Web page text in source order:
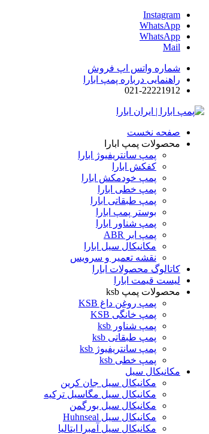
Instagram
WhatsApp
WhatsApp
Mail
شماره واتس اپ فروش
راهنمایی درباره پمپ ابارا
021-22221912
صفحه نخست
محصولات پمپ ابارا
پمپ سانتریفیوژ ابارا
کفکش ابارا
پمپ خودمکش ابارا
پمپ خطی ابارا
پمپ طبقاتی ابارا
بوستر پمپ ابارا
پمپ شناور ابارا
پمپ ابر ABR
مکانیکال سیل ابارا
نقشه تعمیر و سرویس
کاتالوگ محصولات ابارا
لیست قیمت ابارا
محصولات پمپ ksb
پمپ روغن داغ KSB
پمپ خانگی KSB
پمپ شناور ksb
پمپ طبقاتی ksb
پمپ سانتریفیوژ ksb
پمپ خطی ksb
مکانیکال سیل
مکانیکال سیل جان کرین
مکانیکال سیل مگاسیل ترکیه
مکانیکال سیل بورگمن
مکانیکال سیل Huhnseal
مکانیکال سیل آمبرا ایتالیا